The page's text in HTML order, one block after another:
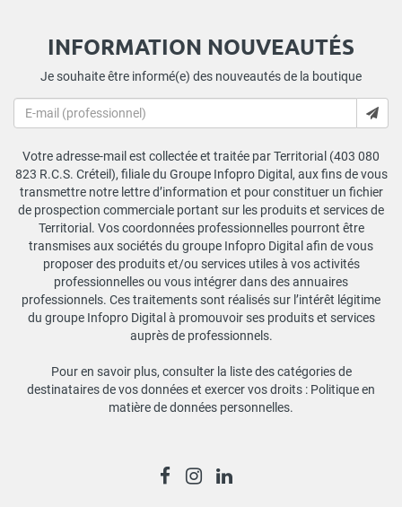
INFORMATION NOUVEAUTÉS
Je souhaite être informé(e) des nouveautés de la boutique
Votre adresse-mail est collectée et traitée par Territorial (403 080
823 R.C.S. Créteil), filiale du Groupe Infopro Digital, aux fins de vous
transmettre notre lettre d’information et pour constituer un fichier
de prospection commerciale portant sur les produits et services de
Territorial. Vos coordonnées professionnelles pourront être
transmises aux sociétés du groupe Infopro Digital afin de vous
proposer des produits et/ou services utiles à vos activités
professionnelles ou vous intégrer dans des annuaires
professionnels. Ces traitements sont réalisés sur l’intérêt légitime
du groupe Infopro Digital à promouvoir ses produits et services
auprès de professionnels.
Pour en savoir plus, consulter la liste des catégories de
destinataires de vos données et exercer vos droits : Politique en
matière de données personnelles.